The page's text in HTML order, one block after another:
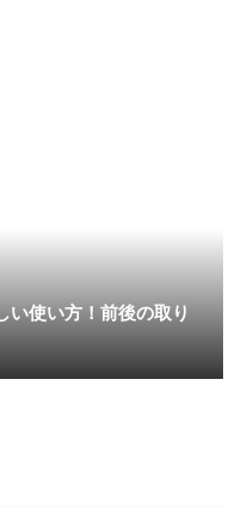
い使い方！前後の取り